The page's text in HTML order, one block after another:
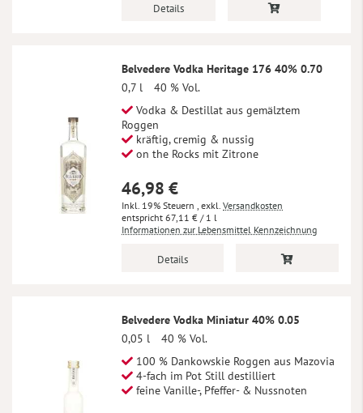
Details
Belvedere Vodka Heritage 176 40% 0.70
0,7 l
40 % Vol.
Vodka & Destillat aus gemälztem
Roggen
kräftig, cremig & nussig
on the Rocks mit Zitrone
46,98 €
Inkl. 19% Steuern , exkl. Versandkosten
67,11 € / 1 l
Informationen zur Lebensmittel Kennzeichnung
Details
Belvedere Vodka Miniatur 40% 0.05
0,05 l
40 % Vol.
100 % Dankowskie Roggen aus Mazovia
4-fach im Pot Still destilliert
feine Vanille-, Pfeffer- & Nussnoten